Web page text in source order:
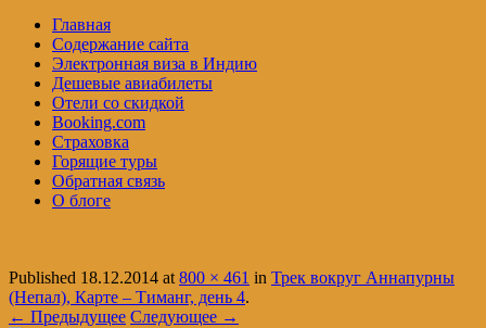
Главная
Содержание сайта
Электронная виза в Индию
Дешевые авиабилеты
Отели со скидкой
Booking.com
Страховка
Горящие туры
Обратная связь
О блоге
Published 18.12.2014 at800 × 461 in Трек вокруг Аннапурны
(Непал), Карте – Тиманг, день 4.
← Предыдущее Следующее →